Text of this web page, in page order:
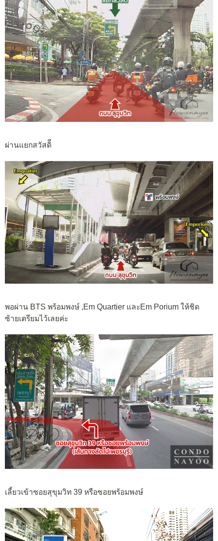
ผ่านแยกสวัสดิี
พอผ่าน BTS พร้อมพงษ์ ,Em Quartier และEm Porium ให้ชิด
ซ้ายเตรียมไว้เลยค่ะ
เลี้ยวเข้าซอยสุขุมวิท 39 หรือซอยพร้อมพงษ์